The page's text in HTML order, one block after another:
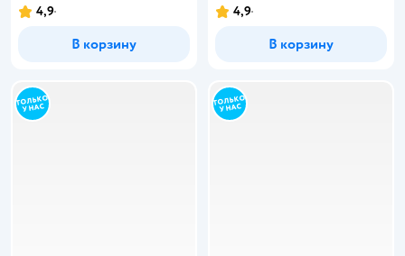
4,9
В корзину
4,9
В корзину